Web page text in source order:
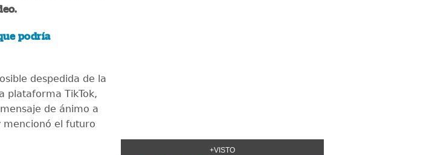
podría
despedida de la
plataforma TikTok,
de ánimo a
mencionó el futuro
+VISTO